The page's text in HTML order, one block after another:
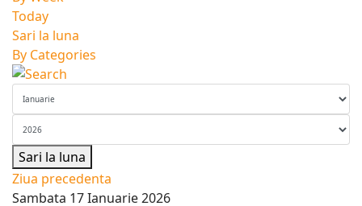
Today
Sari la luna
By Categories
Sari la luna
Ziua precedenta
Sambata 17 Ianuarie 2026